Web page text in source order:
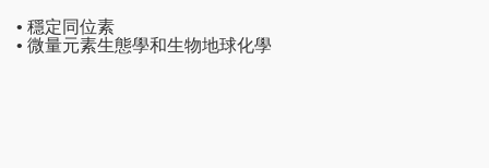
• 穩定同位素
• 微量元素生態學和生物地球化學